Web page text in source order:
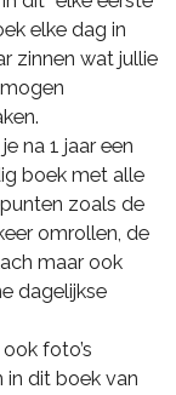
elke dag in
zinnen wat jullie
na 1 jaar een
boek met alle
zoals de
omrollen, de
maar ook
dagelijkse
foto’s
in dit boek van